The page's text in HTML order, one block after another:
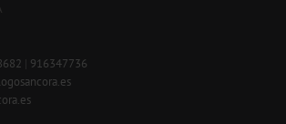
916347736